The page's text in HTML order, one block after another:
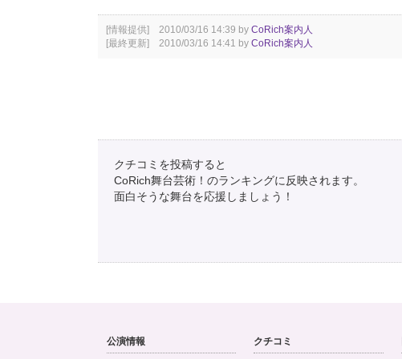
[情報提供] 2010/03/16 14:39 by CoRich案内人
[最終更新] 2010/03/16 14:41 by CoRich案内人
クチコミを投稿すると
CoRich舞台芸術！のランキングに反映されます。
面白そうな舞台を応援しましょう！
公演情報 クチコミ